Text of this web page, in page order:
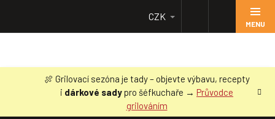
obsah
🍖 Grilovací sezóna je tady – objevte výbavu, recepty
i dárkové sadypro šéfkuchaře → Průvodce
grilováním
CZK